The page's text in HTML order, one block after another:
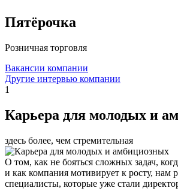
Пятёрочка
Розничная торговля
Вакансии компании
Другие интервью компании
1
Карьера для молодых и
здесь более, чем стремительная
О том, как не бояться сложных задач,
и как компания мотивирует к росту, нам
специалисты, которые уже стали